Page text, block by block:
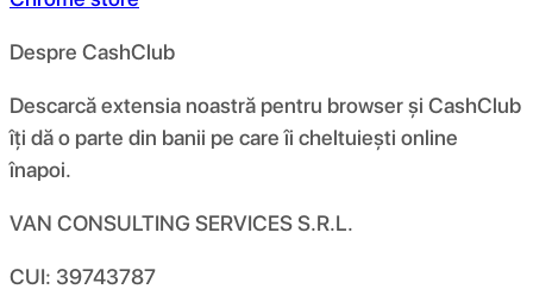
Despre CashClub
Descarcă extensia noastră pentru browser și CashClub
îți dă o parte din banii pe care îi cheltuiești online
înapoi.
VAN CONSULTING SERVICES S.R.L.
CUI: 39743787